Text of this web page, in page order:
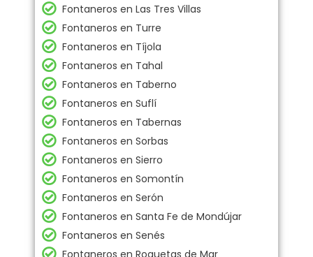
Fontaneros en Las Tres Villas
Fontaneros en Turre
Fontaneros en Tíjola
Fontaneros en Tahal
Fontaneros en Taberno
Fontaneros en Suflí
Fontaneros en Tabernas
Fontaneros en Sorbas
Fontaneros en Sierro
Fontaneros en Somontín
Fontaneros en Serón
Fontaneros en Santa Fe de Mondújar
Fontaneros en Senés